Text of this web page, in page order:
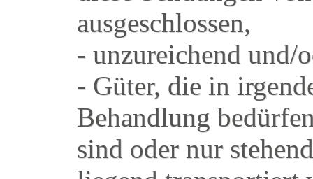
ausgeschlossen,
- unzureichend und/
- Güter, die in
Behandlung
sind oder nur